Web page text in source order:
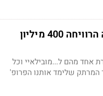
עובדי מובילאיי הפסידו 300 מיליון דולר בזמן שההנהלה הרוויחה 400 מיליון
אחד מהם ל...מובילאיי וכל
ועל השיעור המרתק שלימד אותנו הפרופ'